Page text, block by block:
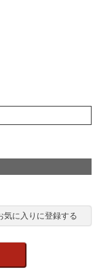
気に入りに登録する